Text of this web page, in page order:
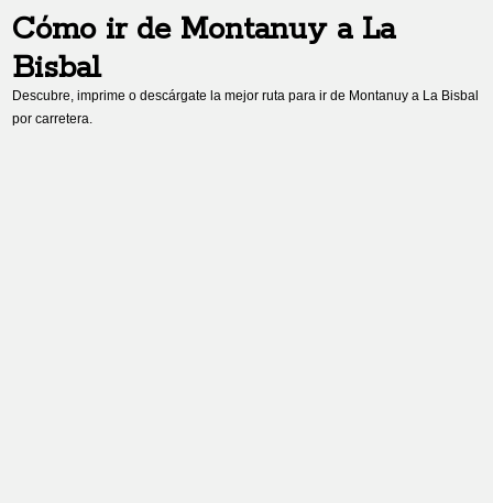
Cómo ir de Montanuya La
Bisbal
Descubre, imprime o descárgate la mejor ruta para ir de Montanuy a La Bisbal
por carretera.